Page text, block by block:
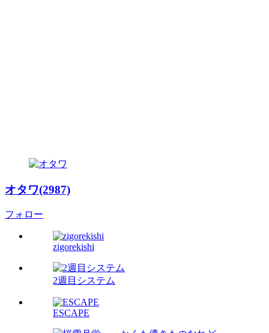
オタワ(2987)
フォロー
zigorekishi
2週目システム
ESCAPE